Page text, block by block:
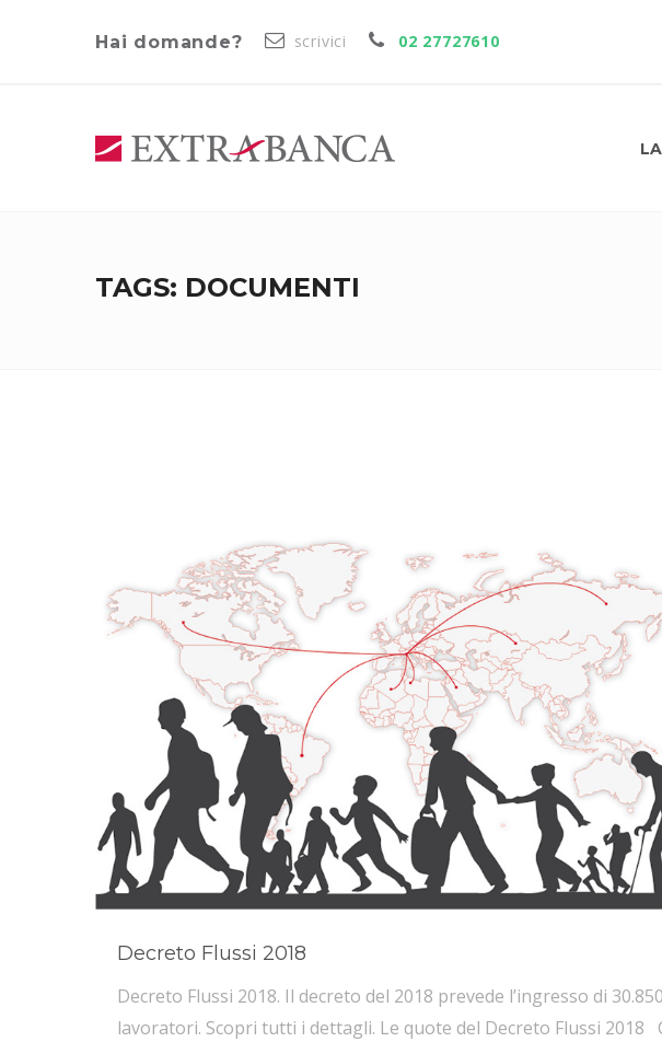
Hai domande? scrivici 02 27727610
TAGS: DOCUMENTI
Decreto Flussi 2018
Decreto Flussi 2018. Il decreto del 2018 prevede l’ingresso di 30.850
lavoratori. Scopri tutti i dettagli. Le quote del Decreto Flussi 2018